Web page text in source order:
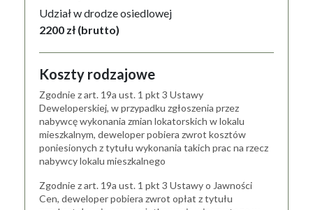
Udział w drodze osiedlowej
2200 zł (brutto)
Koszty rodzajowe
Zgodnie z art. 19a ust. 1 pkt 3 Ustawy
Deweloperskiej, w przypadku zgłoszenia przez
nabywcę wykonania zmian lokatorskich w lokalu
mieszkalnym, deweloper pobiera zwrot kosztów
poniesionych z tytułu wykonania takich prac na rzecz
nabywcy lokalu mieszkalnego
Zgodnie z art. 19a ust. 1 pkt 3 Ustawy o Jawności
Cen, deweloper pobiera zwrot opłat z tytułu